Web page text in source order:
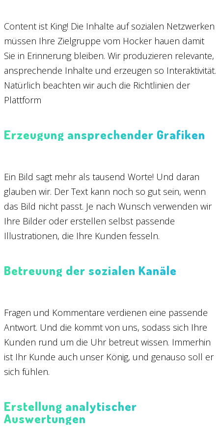
Content ist King! Die Inhalte auf sozialen Netzwerken
müssen Ihre Zielgruppe vom Hocker hauen damit
Sie in Erinnerung bleiben. Wir produzieren relevante,
ansprechende Inhalte und erzeugen so Interaktivität.
Natürlich beachten wir auch die Richtlinien der
Plattform
Erzeugung ansprechender Grafiken
Ein Bild sagt mehr als tausend Worte! Und daran
glauben wir. Der Text kann noch so gut sein, wenn
das Bild nicht passt. Je nach Wunsch verwenden wir
Ihre Bilder oder erstellen selbst passende
Illustrationen, die Ihre Kunden fesseln.
Betreuung der sozialen Kanäle
Fragen und Kommentare verdienen eine passende
Antwort. Und die kommt von uns, sodass sich Ihre
Kunden rund um die Uhr betreut wissen. Immerhin
ist Ihr Kunde auch unser König, und genauso soll er
sich fühlen.
Erstellung analytischer
Auswertungen